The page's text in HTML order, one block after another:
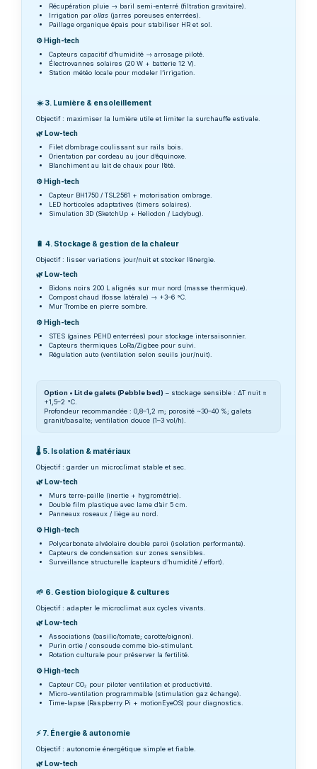
Récupération pluie → baril semi-enterré (filtration gravitaire).
Irrigation par ollas(jarres poreuses enterrées).
Paillage organique épais pour stabiliser HR et sol.
⚙️ High-tech
Capteurs capacitif d’humidité → arrosage piloté.
Électrovannes solaires (20 W + batterie 12 V).
Station météo locale pour modeler l’irrigation.
☀️ 3. Lumière & ensoleillement
Objectif : maximiser la lumière utile et limiter la surchauffe estivale.
🌿 Low-tech
Filet d’ombrage coulissant sur rails bois.
Orientation par cordeau au jour d’équinoxe.
Blanchiment au lait de chaux pour l’été.
⚙️ High-tech
Capteur BH1750 / TSL2561 + motorisation ombrage.
LED horticoles adaptatives (timers solaires).
Simulation 3D (SketchUp + Heliodon / Ladybug).
🔋 4. Stockage & gestion de la chaleur
Objectif : lisser variations jour/nuit et stocker l’énergie.
🌿 Low-tech
Bidons noirs 200 L alignés sur mur nord (masse thermique).
Compost chaud (fosse latérale) → +3–6 °C.
Mur Trombe en pierre sombre.
⚙️ High-tech
STES (gaines PEHD enterrées) pour stockage intersaisonnier.
Capteurs thermiques LoRa/Zigbee pour suivi.
Régulation auto (ventilation selon seuils jour/nuit).
Option • Lit de galets (Pebble bed) – stockage sensible : ΔT nuit ≈
+1,5–2 °C.
Profondeur recommandée : 0,8–1,2 m; porosité ~30–40 %; galets
granit/basalte; ventilation douce (1–3 vol/h).
🌡️ 5. Isolation & matériaux
Objectif : garder un microclimat stable et sec.
🌿 Low-tech
Murs terre-paille (inertie + hygrométrie).
Double film plastique avec lame d’air 5 cm.
Panneaux roseaux / liège au nord.
⚙️ High-tech
Polycarbonate alvéolaire double paroi (isolation performante).
Capteurs de condensation sur zones sensibles.
Surveillance structurelle (capteurs d’humidité / effort).
🌱 6. Gestion biologique & cultures
Objectif : adapter le microclimat aux cycles vivants.
🌿 Low-tech
Associations (basilic/tomate; carotte/oignon).
Purin ortie / consoude comme bio-stimulant.
Rotation culturale pour préserver la fertilité.
⚙️ High-tech
Capteur CO₂ pour piloter ventilation et productivité.
Micro-ventilation programmable (stimulation gaz échange).
Time-lapse (Raspberry Pi + motionEyeOS) pour diagnostics.
⚡ 7. Énergie & autonomie
Objectif : autonomie énergétique simple et fiable.
🌿 Low-tech